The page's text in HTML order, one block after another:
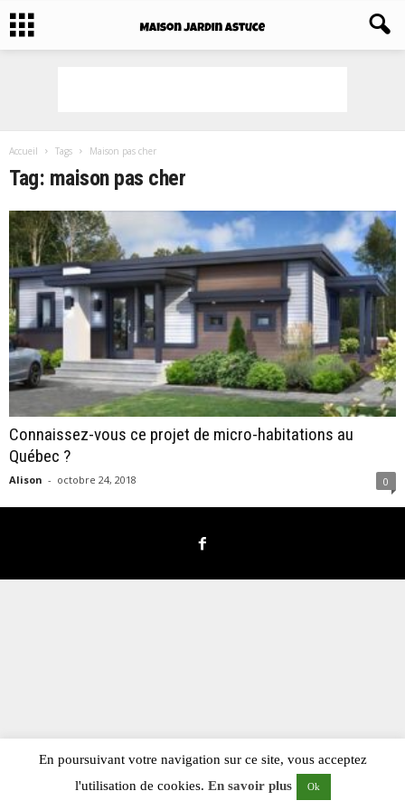
Accueil Tags Maison pas cher
Tag: maison pas cher
Connaissez-vous ce projet de micro-habitations au
Québec ?
Alison - octobre 24, 2018 0
En poursuivant votre navigation sur ce site, vous acceptez
l'utilisation de cookies. En savoir plus Ok